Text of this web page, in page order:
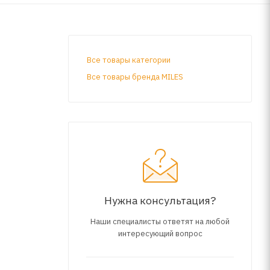
Все товары категории
Все товары бренда MILES
Нужна консультация?
Наши специалисты ответят на любой
интересующий вопрос